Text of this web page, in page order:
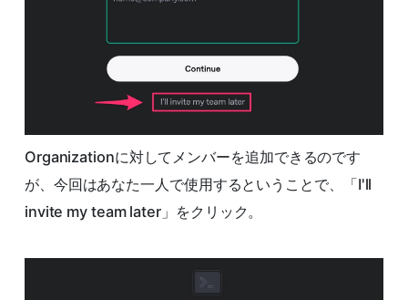
Organizationに対してメンバーを追加できるのです
が、今回はあなた一人で使用するということで、「I'll
invite my team later」をクリック。